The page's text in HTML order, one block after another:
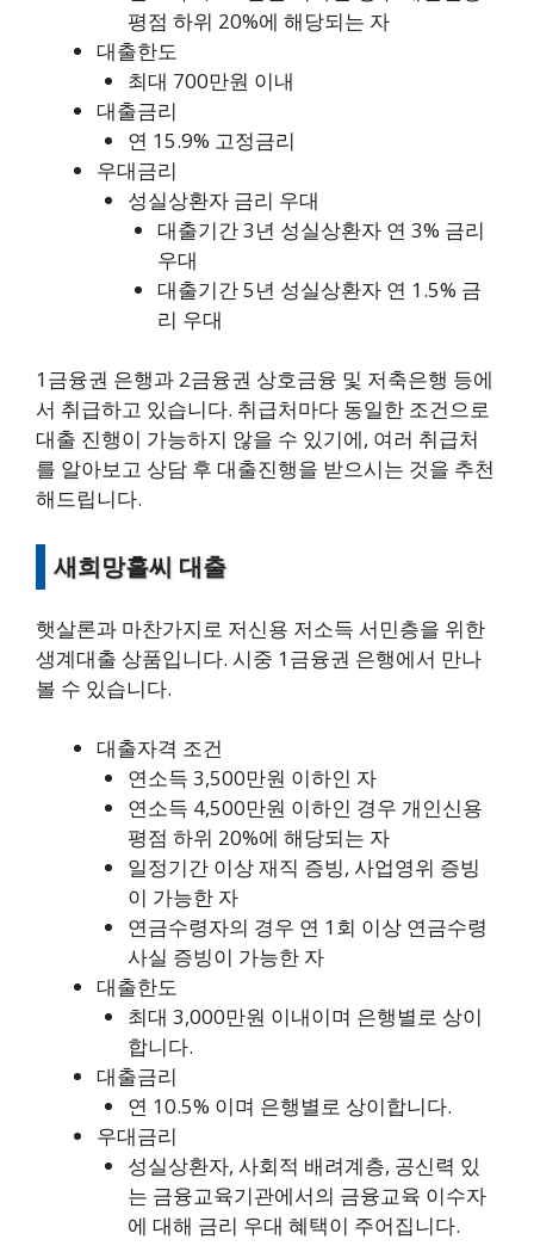
평점 하위 20%에 해당되는 자
대출한도
최대 700만원 이내
대출금리
연 15.9% 고정금리
우대금리
성실상환자 금리 우대
대출기간 3년 성실상환자 연 3% 금리
우대
대출기간 5년 성실상환자 연 1.5% 금
리 우대
1금융권 은행과 2금융권 상호금융 및 저축은행 등에
서 취급하고 있습니다. 취급처마다 동일한 조건으로
대출 진행이 가능하지 않을 수 있기에, 여러 취급처
를 알아보고 상담 후 대출진행을 받으시는 것을 추천
해드립니다.
새희망홀씨 대출
햇살론과 마찬가지로 저신용 저소득 서민층을 위한
생계대출 상품입니다. 시중 1금융권 은행에서 만나
볼 수 있습니다.
대출자격 조건
연소득 3,500만원 이하인 자
연소득 4,500만원 이하인 경우 개인신용
평점 하위 20%에 해당되는 자
일정기간 이상 재직 증빙, 사업영위 증빙
이 가능한 자
연금수령자의 경우 연 1회 이상 연금수령
사실 증빙이 가능한 자
대출한도
최대 3,000만원 이내이며 은행별로 상이
합니다.
대출금리
연 10.5% 이며 은행별로 상이합니다.
우대금리
성실상환자, 사회적 배려계층, 공신력 있
는 금융교육기관에서의 금융교육 이수자
에 대해 금리 우대 혜택이 주어집니다.